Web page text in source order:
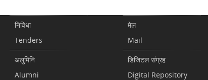
निविधा
Tenders
अलुमिनि
Alumni
मेल
Mail
डिजिटल संग्रह
Digital Repository